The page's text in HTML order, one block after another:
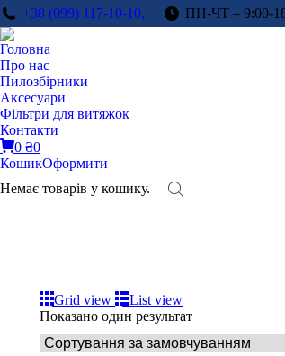
+38 (099) 117-10-10, ПН-ЧТ – 9:00-
Головна
Про нас
Пилозбірники
Аксесуари
Фільтри для витяжок
Контакти
0 ₴0
КошикОформити
Немає товарів у кошику.
Grid view
List view
Показано один результат